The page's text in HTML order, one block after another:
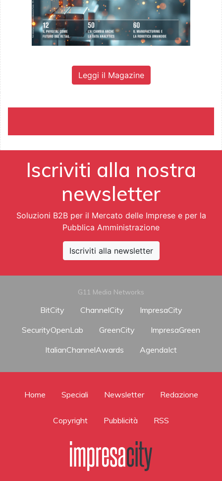
Leggi il Magazine
Iscriviti alla nostra
newsletter
Soluzioni B2B per il Mercato delle Imprese e per la
Pubblica Amministrazione
Iscriviti alla newsletter
G11 Media Networks
BitCity ChannelCity
ImpresaCity
SecurityOpenLab
GreenCity
ImpresaGreen
ItalianChannelAwards
AgendaIct
Home Speciali Newsletter Redazione
Copyright Pubblicità RSS